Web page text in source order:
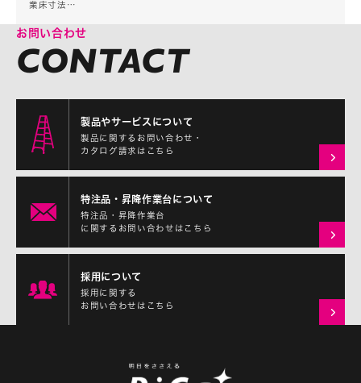
業床寸法…
お問い合わせ
製品やサービスについて
製品に関するお問い合わせ・
カタログ請求はこちら
特注品・昇降作業台について
特注品・昇降作業台
に関するお問い合わせはこちら
採用について
採用に関する
お問い合わせはこちら